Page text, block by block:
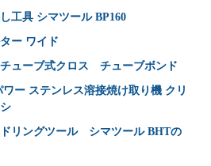
工具 シマツール BP160
ー ワイド
ューブ式クロス チューブボンド
ワー ステンレス溶接焼け取り機 クリ
リングツール シマツール BHTの